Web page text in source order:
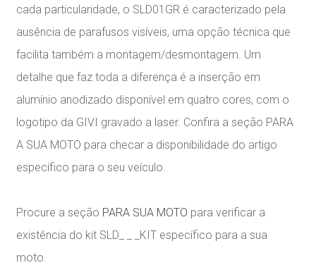
cada particularidade, o SLD01GR é caracterizado pela
ausência de parafusos visíveis, uma opção técnica que
facilita também a montagem/desmontagem. Um
detalhe que faz toda a diferença é a inserção em
alumínio anodizado disponível em quatro cores, com o
logotipo da GIVI gravado a laser. Confira a seção PARA
A SUA MOTO para checar a disponibilidade do artigo
específico para o seu veículo.
Procure a seção PARA SUA MOTO para verificar a
existência do kit SLD_ _ _KIT específico para a sua
moto.